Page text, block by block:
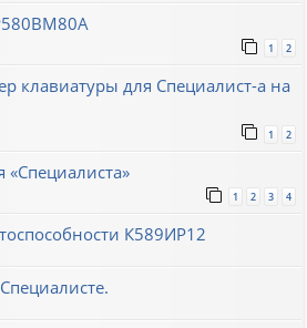
1 2
клавиатуры для Специалист-а на
1 2
1 2 3 4
К589ИР12